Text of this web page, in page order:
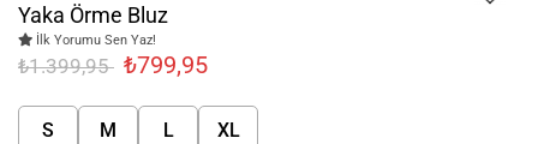
Yaka Örme Bluz
İlk Yorumu Sen Yaz!
₺1.399,95 ₺799,95
S M L XL